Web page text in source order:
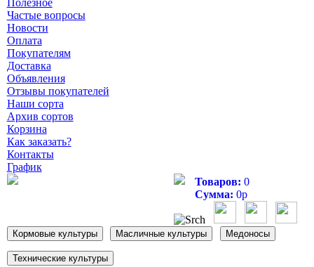
Полезное
Частые вопросы
Новости
Оплата
Покупателям
Доставка
Объявления
Отзывы покупателей
Наши сорта
Архив сортов
Корзина
Как заказать?
Контакты
График
Товаров: 0
Сумма: 0р